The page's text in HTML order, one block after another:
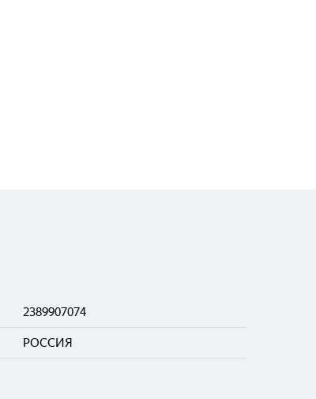
2389907074
РОССИЯ